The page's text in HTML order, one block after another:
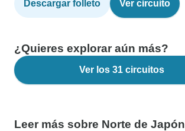
Descargar folleto Ver circuito
¿Quieres explorar aún más?
Ver los 31 circuitos
Leer más sobre Norte de Japón